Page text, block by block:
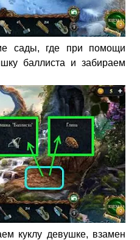
сады, где при помощи
баллиста и забираем
куклу девушке, взамен